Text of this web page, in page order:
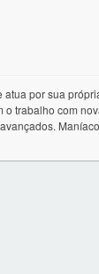
atua por sua
o trabalho com